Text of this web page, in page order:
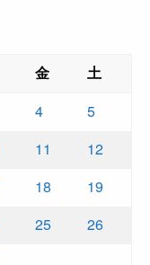
金
土
4
5
11
12
18
19
25
26